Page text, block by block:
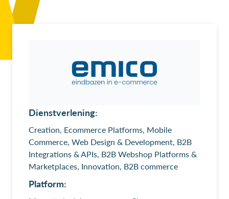
Dienstverlening:
Creation, Ecommerce Platforms, Mobile
Commerce, Web Design & Development, B2B
Integrations & APIs, B2B Webshop Platforms &
Marketplaces, Innovation, B2B commerce
Platform: